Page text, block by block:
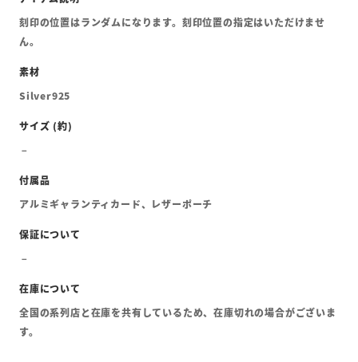
刻印の位置はランダムになります。刻印位置の指定はいただけませ
ん。
Silver925
アルミギャランティカード、レザーポーチ
全国の系列店と在庫を共有しているため、在庫切れの場合がございま
す。